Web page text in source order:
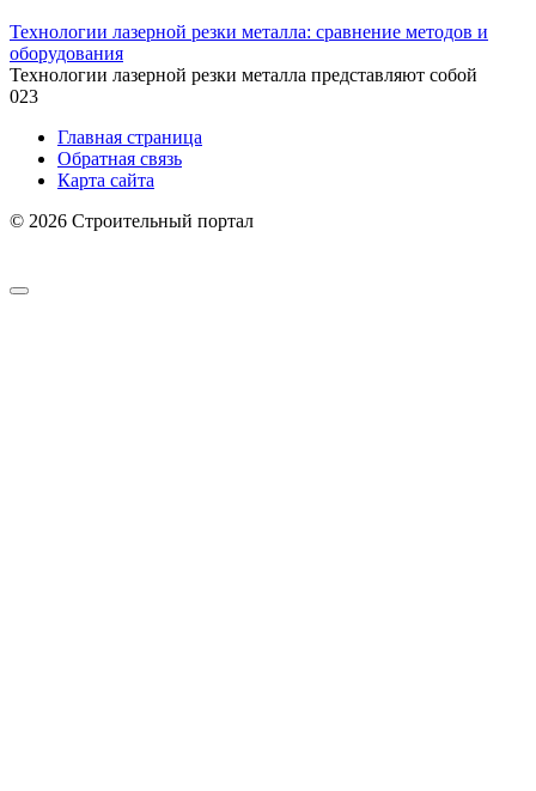
Технологии лазерной резки металла: сравнение методов и
оборудования
Технологии лазерной резки металла представляют собой
023
Главная страница
Обратная связь
Карта сайта
© 2026 Строительный портал